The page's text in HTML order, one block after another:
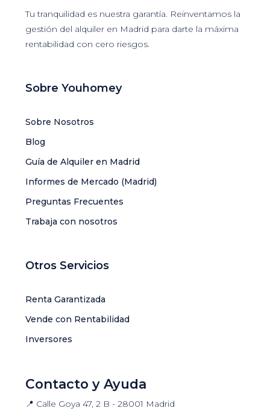
Tu tranquilidad es nuestra garantía. Reinventamos la
gestión del alquiler en Madrid para darte la máxima
rentabilidad con cero riesgos.
Sobre Youhomey
Sobre Nosotros
Blog
Guía de Alquiler en Madrid
Informes de Mercado (Madrid)
Preguntas Frecuentes
Trabaja con nosotros
Otros Servicios
Renta Garantizada
Vende con Rentabilidad
Inversores
Contacto y Ayuda
📍 Calle Goya 47, 2 B - 28001 Madrid